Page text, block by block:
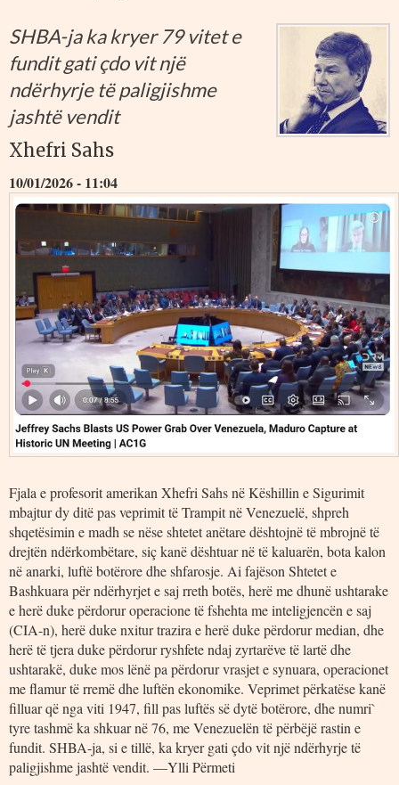
SHBA-ja ka kryer 79 vitet e
fundit gati çdo vit një
ndërhyrje të paligjishme
jashtë vendit
Xhefri Sahs
10/01/2026 - 11:04
Fjala e profesorit amerikan Xhefri Sahs në Këshillin e Sigurimit
mbajtur dy ditë pas veprimit të Trampit në Venezuelë, shpreh
shqetësimin e madh se nëse shtetet anëtare dështojnë të mbrojnë të
drejtën ndërkombëtare, siç kanë dështuar në të kaluarën, bota kalon
në anarki, luftë botërore dhe shfarosje. Ai fajëson Shtetet e
Bashkuara për ndërhyrjet e saj rreth botës, herë me dhunë ushtarake
e herë duke përdorur operacione të fshehta me inteligjencën e saj
(CIA-n), herë duke nxitur trazira e herë duke përdorur median, dhe
herë të tjera duke përdorur ryshfete ndaj zyrtarëve të lartë dhe
ushtarakë, duke mos lënë pa përdorur vrasjet e synuara, operacionet
me flamur të rremë dhe luftën ekonomike. Veprimet përkatëse kanë
filluar që nga viti 1947, fill pas luftës së dytë botërore, dhe numri`
tyre tashmë ka shkuar në 76, me Venezuelën të përbëjë rastin e
fundit. SHBA-ja, si e tillë, ka kryer gati çdo vit një ndërhyrje të
paligjishme jashtë vendit. —Ylli Përmeti